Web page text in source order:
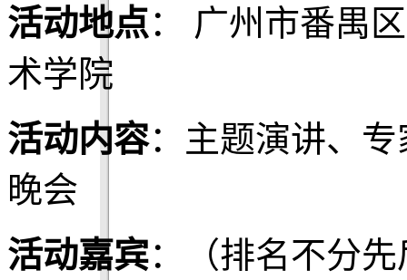
活动地点： 广州市番禺
术学院
活动内容：主题演讲、
晚会
活动嘉宾：（排名不分